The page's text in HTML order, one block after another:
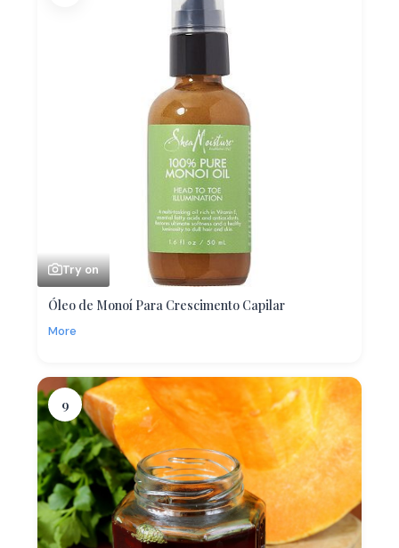
Try on
Óleo de Monoí Para Crescimento Capilar
More
9